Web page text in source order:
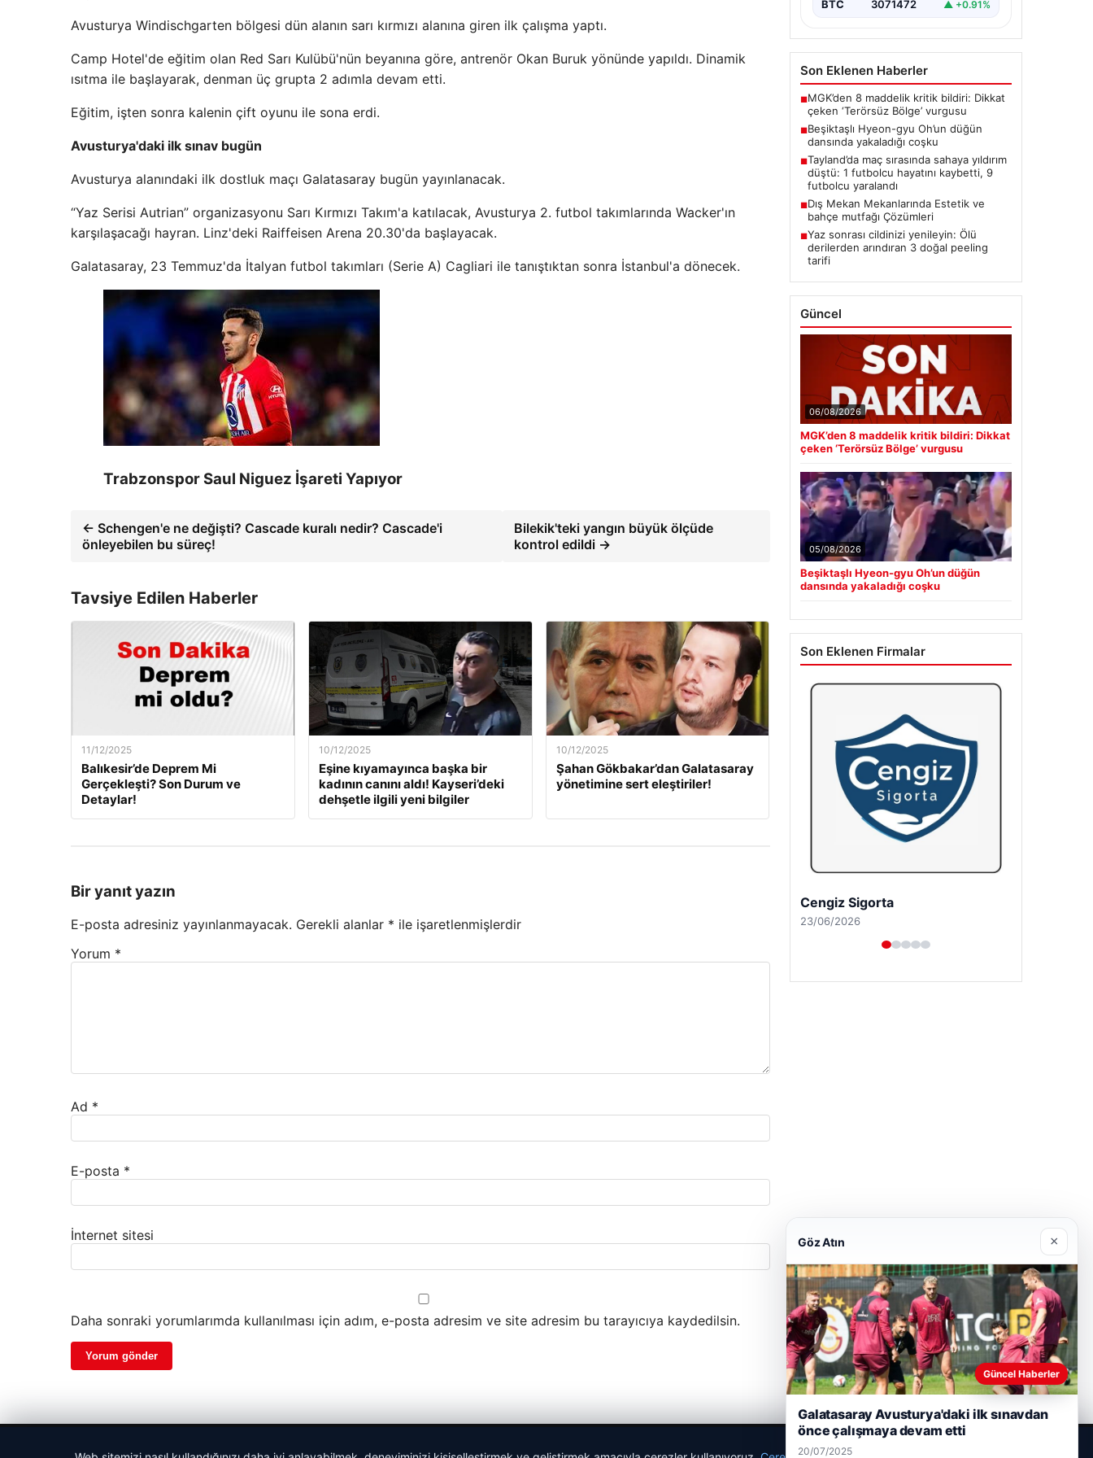
Avusturya Windischgarten bölgesi dün alanın sarı kırmızı alanına giren ilk çalışma yaptı.
Camp Hotel'de eğitim olan Red Sarı Kulübü'nün beyanına göre, antrenör Okan Buruk yönünde yapıldı. Dinamik
ısıtma ile başlayarak, denman üç grupta 2 adımla devam etti.
Eğitim, işten sonra kalenin çift oyunu ile sona erdi.
Avusturya'daki ilk sınav bugün
Avusturya alanındaki ilk dostluk maçı Galatasaray bugün yayınlanacak.
“Yaz Serisi Autrian” organizasyonu Sarı Kırmızı Takım'a katılacak, Avusturya 2. futbol takımlarında Wacker'ın
karşılaşacağı hayran. Linz'deki Raiffeisen Arena 20.30'da başlayacak.
Galatasaray, 23 Temmuz'da İtalyan futbol takımları (Serie A) Cagliari ile tanıştıktan sonra İstanbul'a dönecek.
Trabzonspor Saul Niguez İşareti Yapıyor
← Schengen'e ne değişti? Cascade kuralı nedir? Cascade'i
önleyebilen bu süreç!
Bilekik'teki yangın büyük ölçüde
kontrol edildi →
Tavsiye Edilen Haberler
11/12/2025
Balıkesir’de Deprem Mi
Gerçekleşti? Son Durum ve
Detaylar!
10/12/2025
Eşine kıyamayınca başka bir
kadının canını aldı! Kayseri’deki
dehşetle ilgili yeni bilgiler
10/12/2025
Şahan Gökbakar’dan Galatasaray
yönetimine sert eleştiriler!
Bir yanıt yazın
E-posta adresiniz yayınlanmayacak. Gerekli alanlar * ile işaretlenmişlerdir
Yorum *
Ad *
E-posta *
İnternet sitesi
Daha sonraki yorumlarımda kullanılması için adım, e-posta adresim ve site adresim bu tarayıcıya kaydedilsin.
BTC 3071472 ▲ +0.91%
Son Eklenen Haberler
■MGK’den 8 maddelik kritik bildiri: Dikkat
çeken ‘Terörsüz Bölge’ vurgusu
■Beşiktaşlı Hyeon-gyu Oh’un düğün
dansında yakaladığı coşku
■Tayland’da maç sırasında sahaya yıldırım
düştü: 1 futbolcu hayatını kaybetti, 9
futbolcu yaralandı
■Dış Mekan Mekanlarında Estetik ve
bahçe mutfağı Çözümleri
■Yaz sonrası cildinizi yenileyin: Ölü
derilerden arındıran 3 doğal peeling
tarifi
Güncel
06/08/2026
MGK’den 8 maddelik kritik bildiri: Dikkat
çeken ‘Terörsüz Bölge’ vurgusu
05/08/2026
Beşiktaşlı Hyeon-gyu Oh’un düğün
dansında yakaladığı coşku
Son Eklenen Firmalar
Hastaş Beton
26/05/2026
Göz Atın ×
Güncel Haberler
Galatasaray Avusturya'daki ilk sınavdan
önce çalışmaya devam etti
20/07/2025